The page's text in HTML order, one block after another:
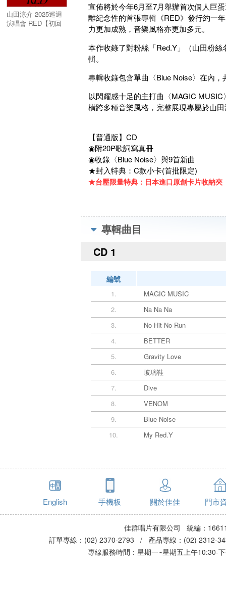
山田涼介 2025巡迴
演唱會 RED【初回
宣佈將於今年6月至7月舉辦首次個人巨
離紀念性的首張專輯《RED》發行約一
力更加成熟，音樂風格亦更加多元。
本作收錄了對粉絲「Red.Y」（山田粉
輯。
專輯收錄包含單曲〈Blue Noise〉在內
以閃耀感十足的主打曲〈MAGIC
橫跨多種音樂風格，完整展現專屬於山
【普通版】CD
◉附20P歌詞寫真冊
◉收錄〈Blue Noise〉與9首新曲
★封入特典：C款小卡(首批限定)
★台壓限量特典：日本進口原創卡片收納
專輯曲目
CD 1
編號
1.
MAGIC MUSIC
2.
Na Na Na
3.
No Hit No Run
4.
BETTER
5.
Gravity Love
6.
玻璃鞋
7.
Dive
8.
VENOM
9.
Blue Noise
10.
My Red.Y
English 手機板 關於佳佳 門市
佳群唱片有限公司 統編：
訂單專線：(02) 2370-2793 / 產品專線：(02)
專線服務時間：星期一~星期五上午10:30-